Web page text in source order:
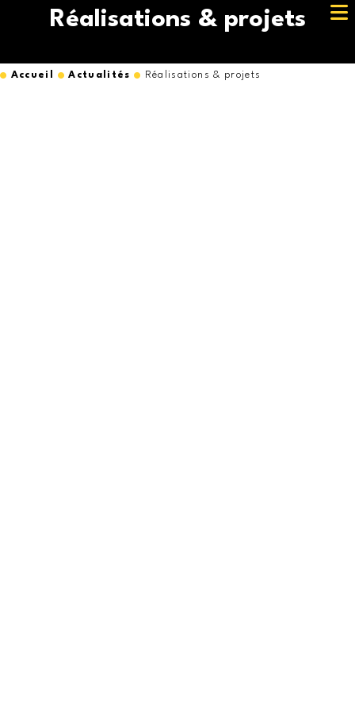
Réalisations & projets
Accueil Actualités Réalisations & projets